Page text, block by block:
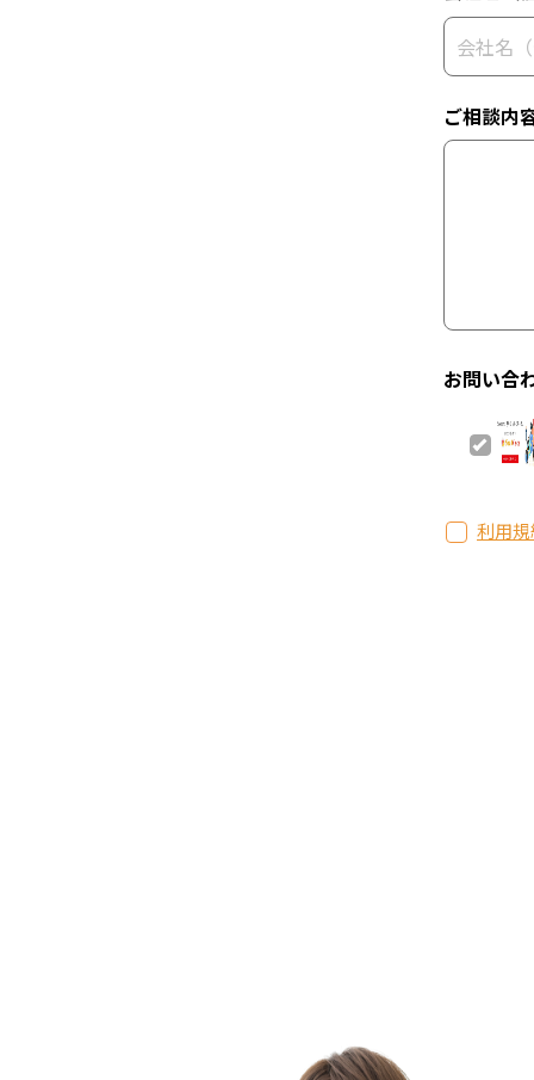
ご相談内
お問い合
利用